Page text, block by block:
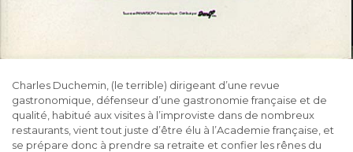
Charles Duchemin, (le terrible) dirigeant d’une revue
gastronomique, défenseur d’une gastronomie française et de
qualité, habitué aux visites à l’improviste dans de nombreux
restaurants, vient tout juste d’être élu à l’Academie française, et
se prépare donc à prendre sa retraite et confier les rênes du